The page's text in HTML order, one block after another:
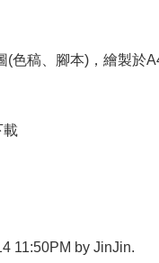
(色稿、腳本)，繪製於
載
11:50PM by JinJin.